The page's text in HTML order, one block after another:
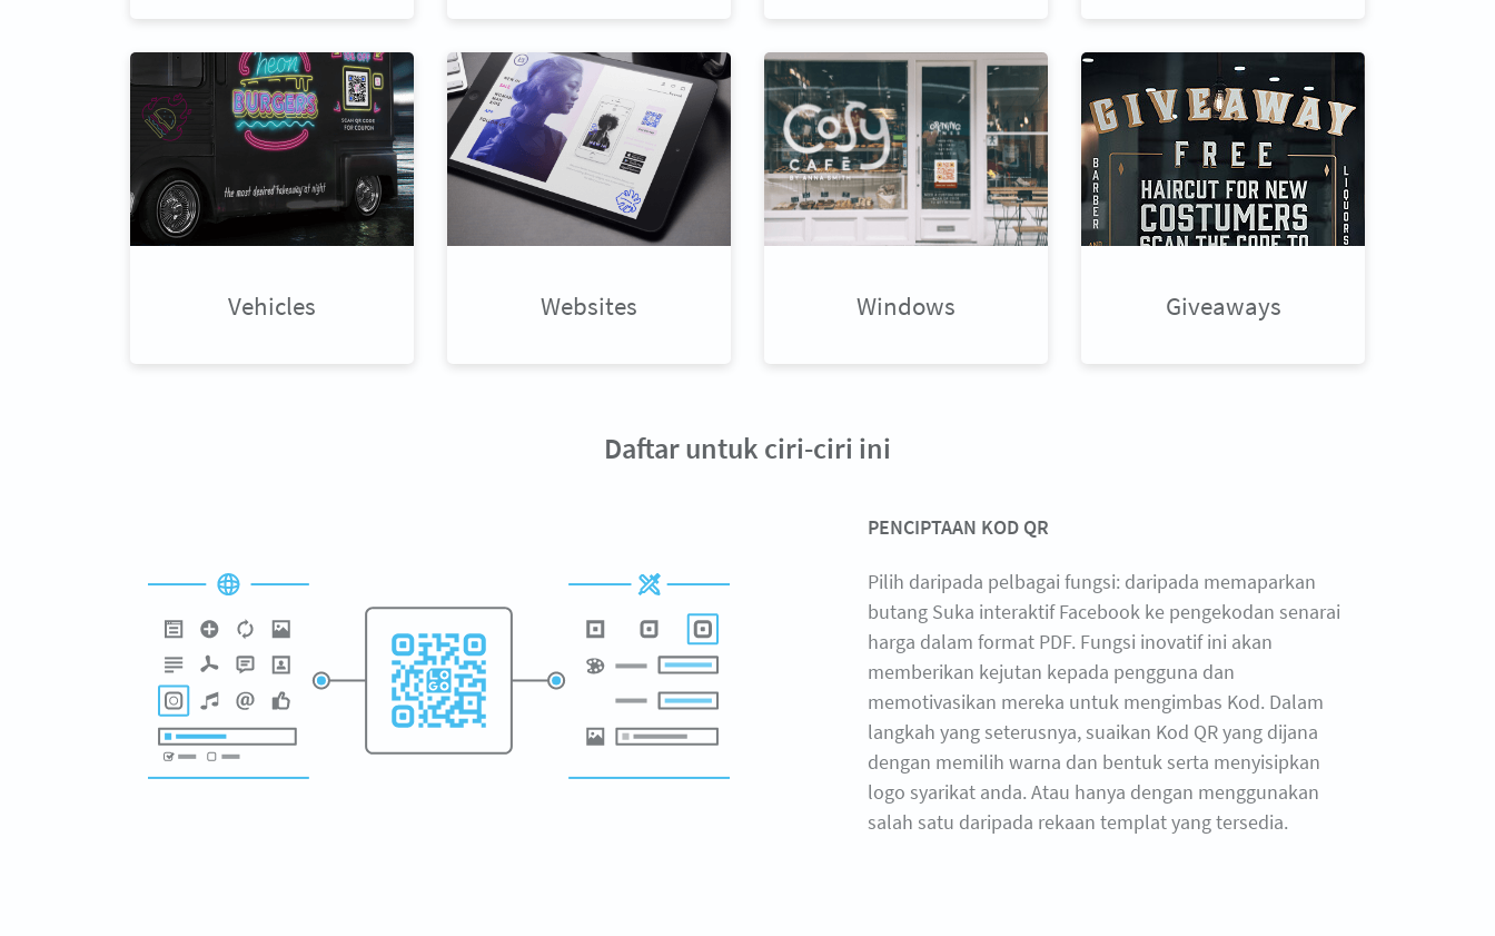
Vehicles Websites Windows Giveaways
Daftar untuk ciri-ciri ini
PENCIPTAAN KOD QR
Pilih daripada pelbagai fungsi: daripada memaparkan
butang Suka interaktif Facebook ke pengekodan senarai
harga dalam format PDF. Fungsi inovatif ini akan
memberikan kejutan kepada pengguna dan
memotivasikan mereka untuk mengimbas Kod. Dalam
langkah yang seterusnya, suaikan Kod QR yang dijana
dengan memilih warna dan bentuk serta menyisipkan
logo syarikat anda. Atau hanya dengan menggunakan
salah satu daripada rekaan templat yang tersedia.